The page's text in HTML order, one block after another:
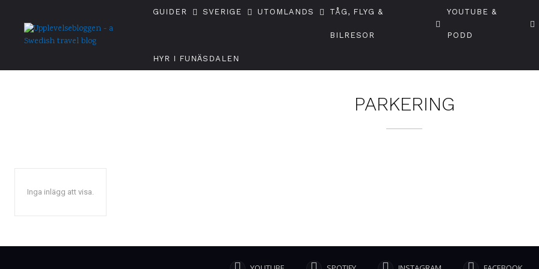
GUIDER SVERIGE UTOMLANDS TÅG, FLYG &
BILRESOR
YOUTUBE &
PODD
HYR I FUNÄSDALEN
PARKERING
Inga inlägg att visa.